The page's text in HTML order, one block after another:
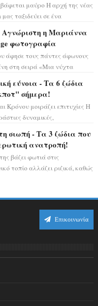
μαύρο Η αρχή της νέας
ταξιδεύει σε ένα
Αγνώριστη η Μαριάννα
φωτογραφία
άφησε τους πάντες άφωνους
στη σειρά «Μια νύχτα
εύνοια - Τα 6 ζώδια
σήμερα!
Κρόνου μοιράζει επιτυχίες Η
δυναμικές,
σιωπή - Τα 3 ζώδια που
ανατροπή!
βάζει φωτιά στις
τοπίο αλλάζει ριζικά, καθώς
Επικοινωνία